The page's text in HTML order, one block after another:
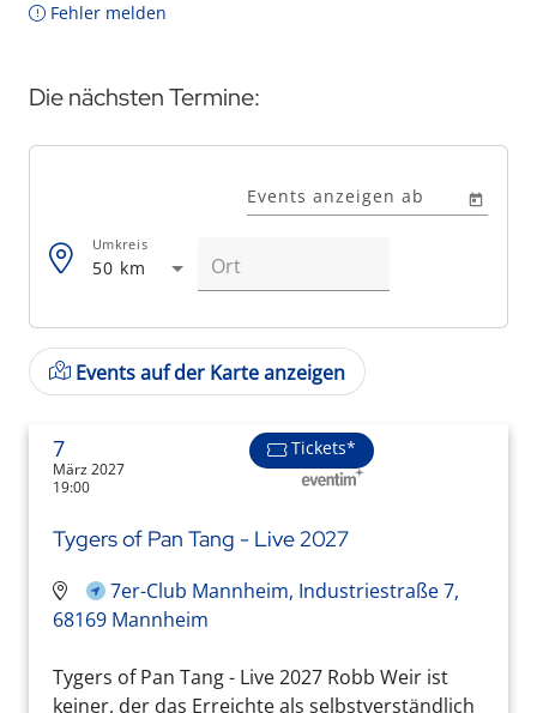
Fehler melden
Die nächsten Termine:
Events anzeigen ab
50 km
Umkreis
Events auf der Karte anzeigen
7
März 2027
19:00
Tickets*
Tygers of Pan Tang - Live 2027
7er-Club Mannheim, Industriestraße 7,
68169 Mannheim
Tygers of Pan Tang - Live 2027 Robb Weir ist
keiner, der das Erreichte als selbstverständlich